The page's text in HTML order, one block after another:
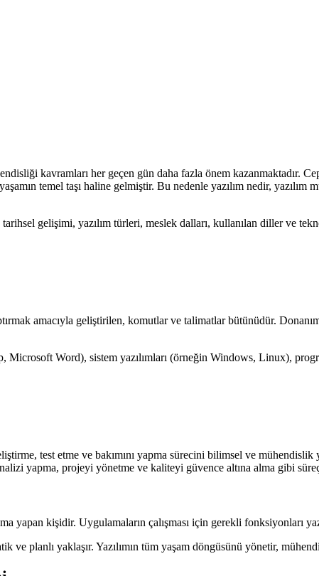
kavramları her geçen gün daha fazla önem kazanmaktadır.
temel taşı haline gelmiştir. Bu nedenle yazılım nedir,
tarihsel gelişimi, yazılım türleri, meslek dalları, kullanılan diller ve
amacıyla geliştirilen, komutlar ve talimatlar bütünüdür.
Microsoft Word), sistem yazılımları (örneğin Windows, Linux),
test etme ve bakımını yapma sürecini bilimsel ve
yapma, projeyi yönetme ve kaliteyi güvence altına alma gibi
yapan kişidir. Uygulamaların çalışması için gerekli fonksiyonları
ve planlı yaklaşır. Yazılımın tüm yaşam döngüsünü yönetir,